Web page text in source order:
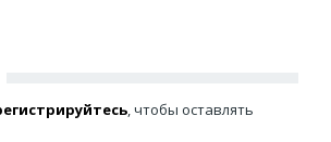
, чтобы оставлять